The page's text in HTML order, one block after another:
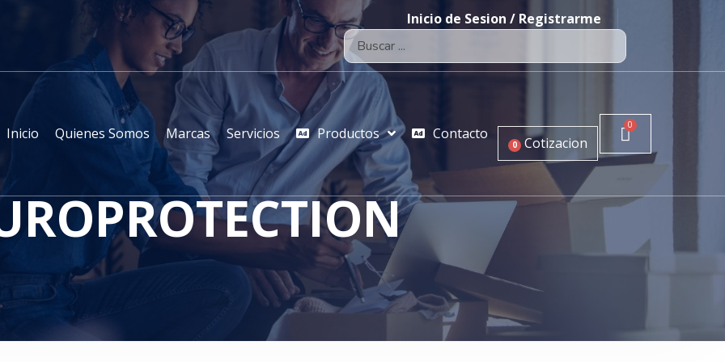
Inicio de Sesion / Registrarme
Inicio Quienes Somos Marcas Servicios Productos Contacto
0 Cotizacion